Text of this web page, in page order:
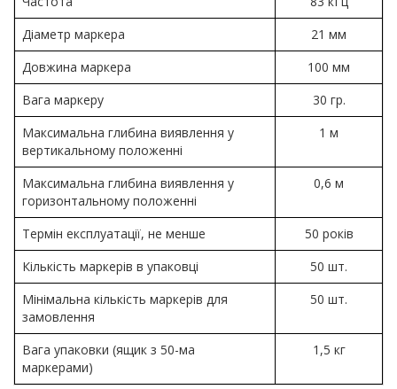
Діаметр маркера
21 мм
Довжина маркера
100 мм
Вага маркеру
30 гр.
Максимальна глибина виявлення у
вертикальному положенні
1 м
Максимальна глибина виявлення у
горизонтальному положенні
0,6 м
Термін експлуатації, не менше
50 років
Кількість маркерів в упаковці
50 шт.
Мінімальна кількість маркерів для
замовлення
50 шт.
Вага упаковки (ящик з 50-ма
маркерами)
1,5 кг